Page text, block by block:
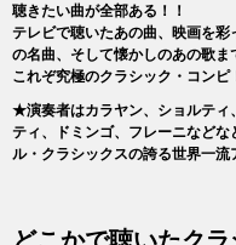
聴きたい曲が全部ある！！
テレビで聴いたあの曲、映画を
の名曲、そして懐かしのあの歌ま
これぞ究極のクラシック・コンピ
★演奏者はカラヤン、ショルティ
ティ、ドミンゴ、フレーニなど
ル・クラシックスの誇る世界一流